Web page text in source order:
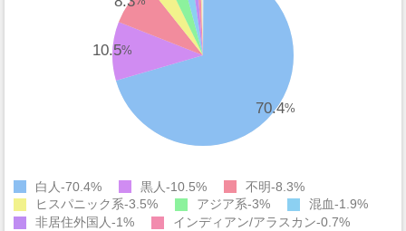
70.4%
10.5%
白人 70.4% 黒人 10.5% 不明 8.3%
ヒスパニック系 3.5% アジア系 3% 混血 1.9%
非居住外国人 1% インディアン/アラスカン 0.7%